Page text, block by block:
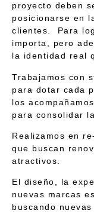
proyecto deben
posicionarse en
clientes.
Para
importa, pero
la identidad real
Trabajamos con
para dotar cada
los
para consolidar
Realizamos en
que buscan
atractivos
El diseño, la
nuevas marcas
buscando